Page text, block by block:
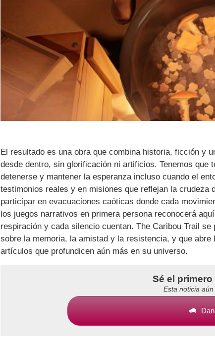
El resultado es una obra que combina historia, ficción y
desde dentro, sin glorificación ni artificios. Tenemos
detenerse y mantener la esperanza incluso cuando el
testimonios reales y en misiones que reflejan la crudeza
participar en evacuaciones caóticas donde cada
los juegos narrativos en primera persona reconocerá
respiración y cada silencio cuentan. The Caribou Trail
sobre la memoria, la amistad y la resistencia, y que
artículos que profundicen aún más en su universo.
Sé el
Esta noticia